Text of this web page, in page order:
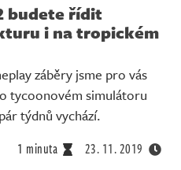
budete řídit
i na tropickém
záběry jsme pro vás
tycoonovém simulátoru
týdnů vychází.
1 minuta 23. 11. 2019